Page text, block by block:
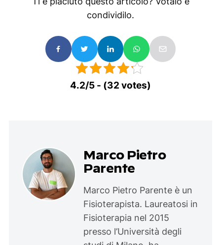
condividilo.
4.2/5 - (32 votes)
Marco Pietro
Parente
Marco Pietro Parente è un
Fisioterapista. Laureatosi in
Fisioterapia nel 2015
presso l’Università degli